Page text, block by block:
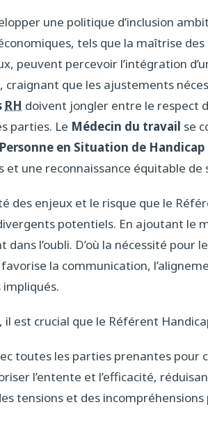
une politique d’inclusion
économiques, tels que la maîtrise
peuvent percevoir l’intégration
que les ajustements
RH doivent jongler entre le respect
parties. Le Médecin du travail se
Personne en Situation de Handicap
et une reconnaissance équitable de
des enjeux et le risque que le
potentiels. En ajoutant le
l’oubli. D’où la nécessité pour
la communication,
est crucial que le Référent
toutes les parties prenantes pour
l’entente et l’efficacité,
tensions et des